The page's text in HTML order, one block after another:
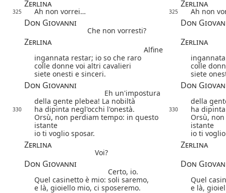
Zerlina Zerlina
325 Ah non vorrei… 325 Ah non
Don Giovanni Don
Che non vorresti?
Zerlina Zerlina
Alfine
ingannata restar; io so che raro
colle donne voi altri cavalieri
colle
siete onesti e sinceri.
siete
Don Giovanni Don
Eh un'impostura
della gente plebea! La nobiltà
della
330 ha dipinta negl'occhi l'onestà. 330
ha
Orsù, non perdiam tempo: in questo
istante
Orsù,
istante
io ti voglio sposar.
io ti
Zerlina Zerlina
Voi?
Don Giovanni Don
Certo, io.
Quel casinetto è mio: soli saremo,
Quel
e là, gioiello mio, ci sposeremo.
e là,